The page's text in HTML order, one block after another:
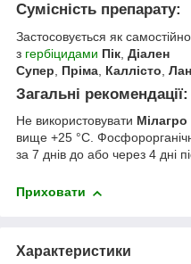
Сумісність препарату:
Застосовується як
з гербіцидами Пік Діален
Супер
Пріма Каллісто
Загальні рекомендації:
Не використовувати Мілагро
вище +25 °С.
за 7 днів до або через 4 дні
Приховати
Характеристики